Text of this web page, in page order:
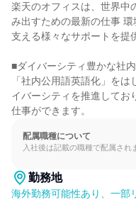
楽天のオフィスは、世界中
み出すための最新の仕事
支える様々なサポートを提
■ダイバーシティ豊かな社
「社内公用語英語化」を
イバーシティを推進してお
仕事ができます。
配属職種について
入社後は記載の職種で配属され
勤務地
海外勤務可能性あり、一部